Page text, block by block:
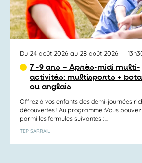
Du 24 août 2026 au 28 août 2026 —
7 -9 ans – Après-midi multi-
activités: multisports +
ou anglais
Offrez à vos enfants des demi-journées
découvertes ! Au programme :Vous
parmi les formules suivantes : ...
TEP SARRAIL